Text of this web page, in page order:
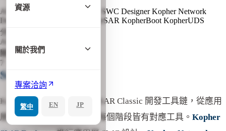
資源
關於我們
專案洽詢
繁中 EN JP
AUTOSAR Toolchain Kopher SWC DesignerKopher Network
Designer
KopherSAR KopherBoot KopherUDS
分類
AUTOSAR
關鍵字
7
Summary
KopherBit 提供完整 AUTOSAR Classic 開發工具鏈，從應用
層建模到 ECU 量產所需的每個階段皆有對應工具。 Kopher